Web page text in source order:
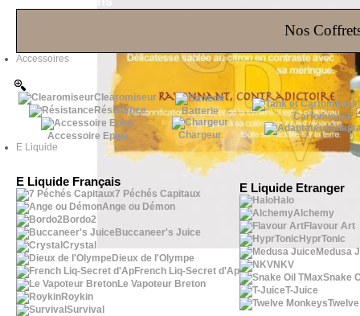
Nos
Accessoires
Clearomiseur
Résistance
Accessoire Epipe
Batterie
Chargeur
Cartomiseur
E Liquide
E Liquide Français
7 Péchés Capitaux
Ange ou Démon
Bordo2
Buccaneer's Juice
Crystal
Dieux de l'Olympe
French Liq-Secret d'Ap
Le Vapoteur Breton
Roykin
Survival
E Liquide Etranger
Halo
Alchemy
Flavour Art
HyprTonic
Medusa
NKV
Snake
T-Juice